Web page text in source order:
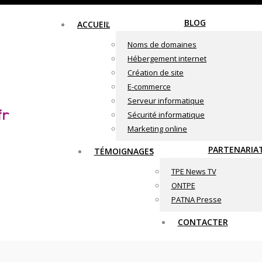
ACCUEIL BLOG
Noms de domaines
Hébergement internet
Création de site
E-commerce
Serveur informatique
Sécurité informatique
Marketing online
TÉMOIGNAGES
TPE News TV
ONTPE
PATNA Presse
CONTACTER